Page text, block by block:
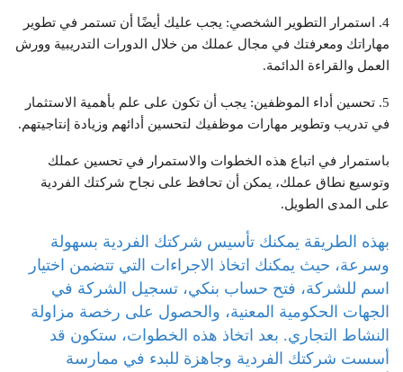
4. استمرار التطوير الشخصي: يجب عليك أيضًا أن تستمر في تطوير
مهاراتك ومعرفتك في مجال عملك من خلال الدورات التدريبية وورش
العمل والقراءة الدائمة.
5. تحسين أداء الموظفين: يجب أن تكون على علم بأهمية الاستثمار
في تدريب وتطوير مهارات موظفيك لتحسين أدائهم وزيادة إنتاجيتهم.
باستمرار في اتباع هذه الخطوات والاستمرار في تحسين عملك
وتوسيع نطاق عملك، يمكن أن تحافظ على نجاح شركتك الفردية
على المدى الطويل.
بهذه الطريقة يمكنك تأسيس شركتك الفردية بسهولة
وسرعة، حيث يمكنك اتخاذ الاجراءات التي تتضمن اختيار
اسم للشركة، فتح حساب بنكي، تسجيل الشركة في
الجهات الحكومية المعنية، والحصول على رخصة مزاولة
النشاط التجاري. بعد اتخاذ هذه الخطوات، ستكون قد
أسست شركتك الفردية وجاهزة للبدء في ممارسة